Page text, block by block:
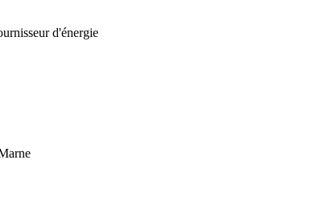
d'énergie